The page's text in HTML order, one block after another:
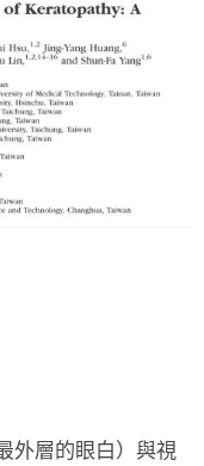
外層的眼白）與視